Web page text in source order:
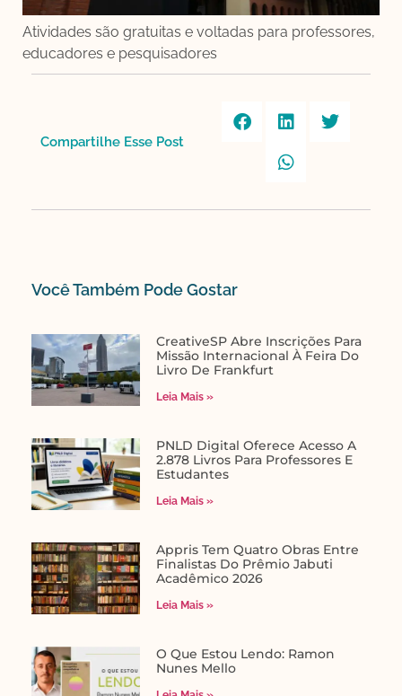
Atividades são gratuitas e voltadas para professores,
educadores e pesquisadores
Compartilhe Esse Post​
Você Também Pode Gostar​
CreativeSP Abre Inscrições Para
Missão Internacional À Feira Do
Livro De Frankfurt
Leia Mais »
PNLD Digital Oferece Acesso A
2.878 Livros Para Professores E
Estudantes
Leia Mais »
Appris Tem Quatro Obras Entre
Finalistas Do Prêmio Jabuti
Acadêmico 2026
Leia Mais »
O Que Estou Lendo: Ramon
Nunes Mello